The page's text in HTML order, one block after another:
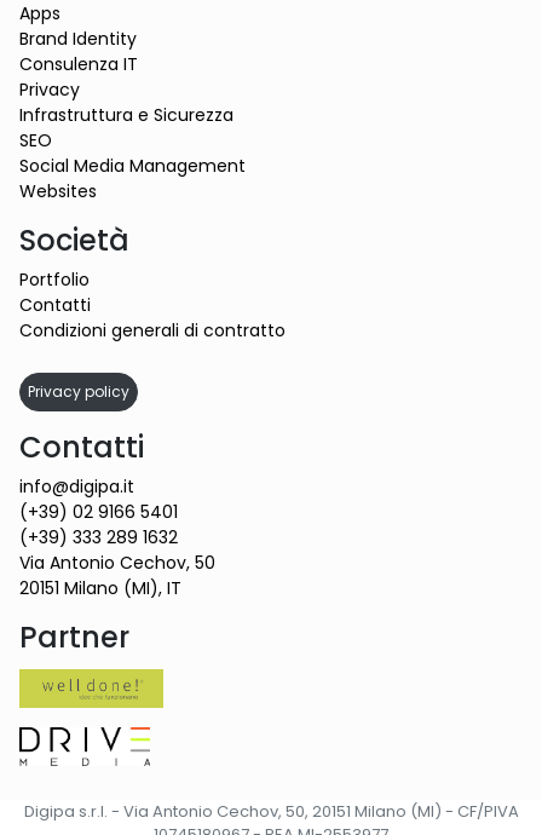
Apps
Brand Identity
Consulenza IT
Privacy
Infrastruttura e Sicurezza
SEO
Social Media Management
Websites
Società
Portfolio
Contatti
Condizioni generali di contratto
Privacy policy
Contatti
info@digipa.it
(+39) 02 9166 5401
(+39) 333 289 1632
Via Antonio Cechov, 50
20151 Milano (MI), IT
Partner
Digipa s.r.l. - Via Antonio Cechov, 50, 20151 Milano (MI) - CF/PIVA